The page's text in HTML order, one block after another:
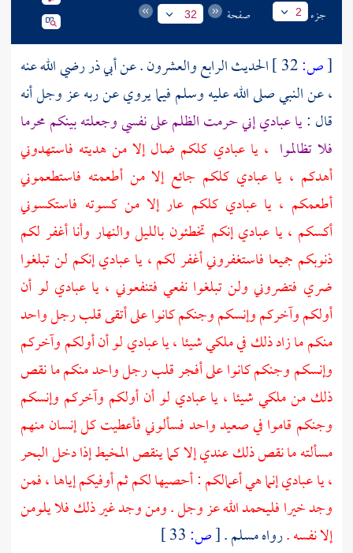
جزء 2 صفحة 32
[ص: الحديث الرابع والعشرون . عنأبي ذررضي الله عنه
، عن النبي صلى الله عليه وسلم فيما يروي عن ربه عز وجل أنه
قال :يا عبادي إني حرمت الظلم على نفسي وجعلته بينكم محرما
فلا تظالموا ، يا عبادي كلكم ضال إلا من هديته فاستهدوني
أهدكم ، يا عبادي كلكم جائع إلا من أطعمته فاستطعموني
أطعمكم ، يا عبادي كلكم عار إلا من كسوته فاستكسوني
أكسكم ، يا عبادي إنكم تخطئون بالليل والنهار وأنا أغفر لكم
ذنوبكم جميعا فاستغفروني أغفر لكم ، يا عبادي إنكم لن تبلغوا
ضري فتضروني ولن تبلغوا نفعي فتنفعوني ، يا عبادي لو أن
أولكم وآخركم وإنسكم وجنكم كانوا على أتقى قلب رجل واحد
منكم ما زاد ذلك في ملكي شيئا ، يا عبادي لو أن أولكم وآخركم
وإنسكم وجنكم كانوا على أفجر قلب رجل واحد منكم ما نقص
ذلك من ملكي شيئا ، يا عبادي لو أن أولكم وآخركم وإنسكم
وجنكم قاموا في صعيد واحد فسألوني فأعطيت كل إنسان منهم
مسألته ما نقص ذلك عندي إلا كما ينقص المخيط إذا دخل البحر
، يا عبادي إنما هي أعمالكم : أحصيها لكم ثم أوفيكم إياها ، فمن
وجد خيرا فليحمد الله عز وجل . ومن وجد غير ذلك فلا يلومن
إلا نفسه .رواهمسلم.
[ص: